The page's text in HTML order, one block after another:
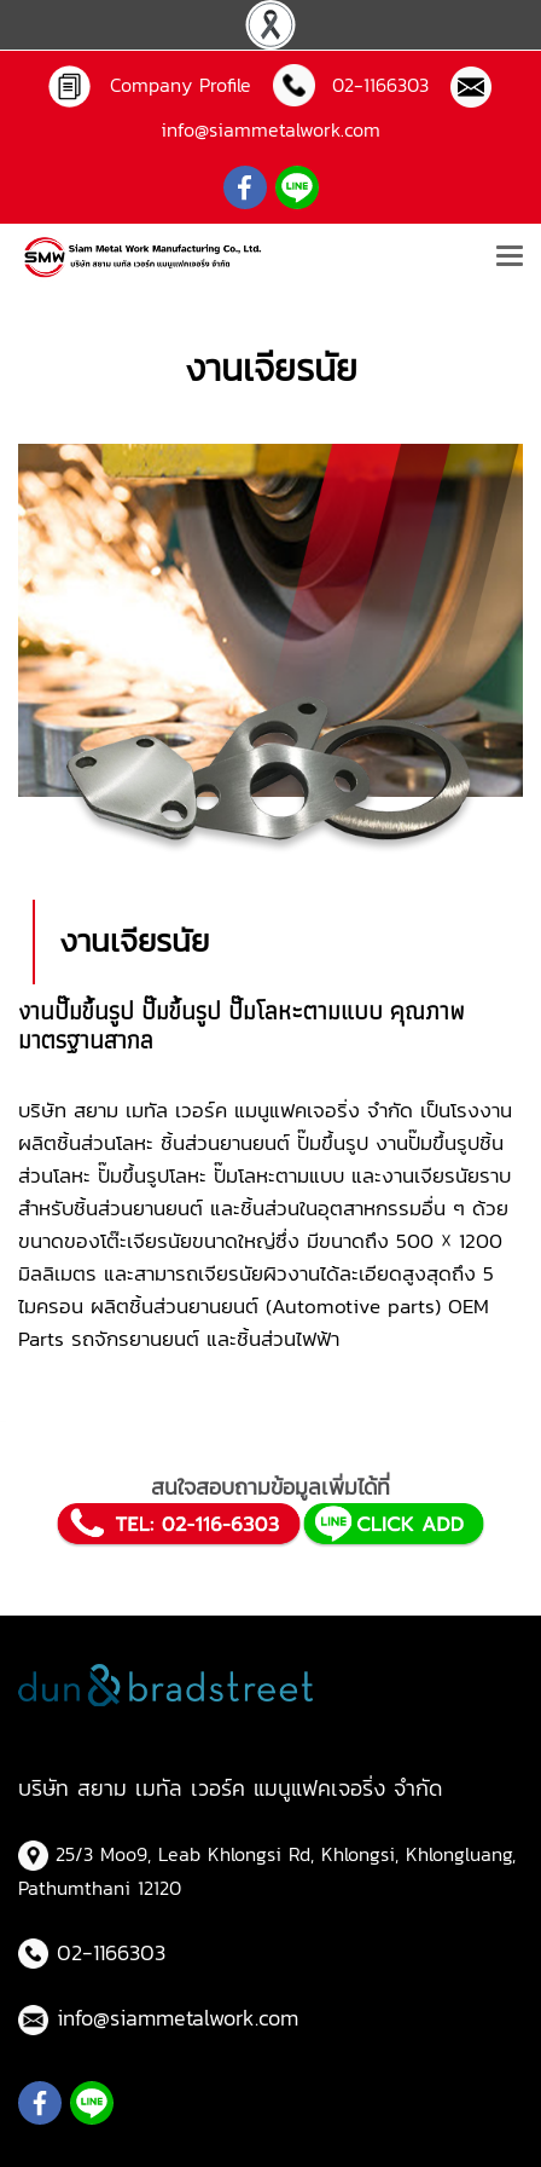
Company Profile
02-1166303
info@siammetalwork.com
งานเจียรนัย
งานเจียรนัย
งานปั๊มขึ้นรูป ปั๊มขึ้นรูป ปั๊มโลหะตามแบบ คุณภาพ
มาตรฐานสากล
บริษัท สยาม เมทัล เวอร์ค แมนูแฟคเจอริ่ง จำกัด เป็นโรงงาน
ผลิตชิ้นส่วนโลหะ ชิ้นส่วนยานยนต์ ปั๊มขึ้นรูป งานปั๊มขึ้นรูปชิ้น
ส่วนโลหะ ปั๊มขึ้นรูปโลหะ ปั๊มโลหะตามแบบ และงานเจียรนัยราบ
สำหรับชิ้นส่วนยานยนต์ และชิ้นส่วนในอุตสาหกรรมอื่น ๆ ด้วย
ขนาดของโต๊ะเจียรนัยขนาดใหญ่ซึ่ง มีขนาดถึง 500 ☓ 1200
มิลลิเมตร และสามารถเจียรนัยผิวงานได้ละเอียดสูงสุดถึง 5
ไมครอน ผลิตชิ้นส่วนยานยนต์ (Automotive parts) OEM
Parts รถจักรยานยนต์ และชิ้นส่วนไฟฟ้า
สนใจสอบถามข้อมูลเพิ่มได้ที่
บริษัท สยาม เมทัล เวอร์ค แมนูแฟคเจอริ่ง จำกัด
25/3 Moo9, Leab Khlongsi Rd, Khlongsi, Khlongluang,
Pathumthani 12120
02-1166303
info@siammetalwork.com